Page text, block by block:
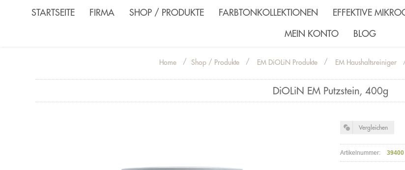
STARTSEITE FIRMA SHOP / PRODUKTE FARBTONKOLLEKTIONEN EFFEKTIVE
MEIN KONTO
BLOG
Home / Shop / Produkte / EM DiOLiN Produkte / EM Haushaltsreiniger
DiOLiN EM Putzstein, 400g
Artikelnummer: 39400